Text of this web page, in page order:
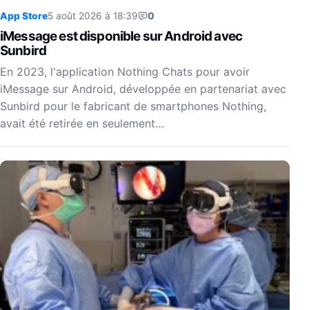
App Store5 août 2026 à 18:39 0
iMessage est disponible sur Android avec
Sunbird
En 2023, l'application Nothing Chats pour avoir
iMessage sur Android, développée en partenariat avec
Sunbird pour le fabricant de smartphones Nothing,
avait été retirée en seulement…